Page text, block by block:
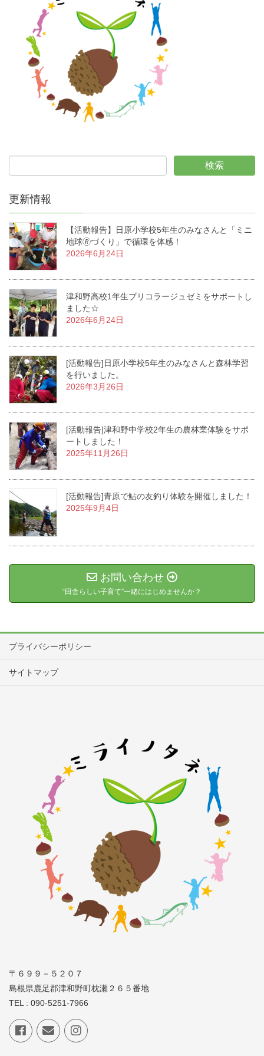
更新情報
【活動報告】日原小学校5年生のみなさんと「ミニ
地球🄬づくり」で循環を体感！
2026年6月24日
津和野高校1年生ブリコラージュゼミをサポートし
ました☆
2026年6月24日
[活動報告]日原小学校5年生のみなさんと森林学習
を行いました。
2026年3月26日
[活動報告]津和野中学校2年生の農林業体験をサポ
ートしました！
2025年11月26日
[活動報告]青原で鮎の友釣り体験を開催しました！
2025年9月4日
お問い合わせ
“田舎らしい子育て”一緒にはじめませんか？
プライバシーポリシー
サイトマップ
〒６９９－５２０７
島根県鹿足郡津和野町枕瀬２６５番地
TEL : 090-5251-7966